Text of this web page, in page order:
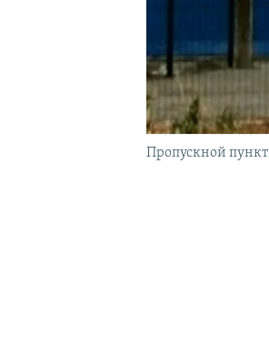
Пропускной